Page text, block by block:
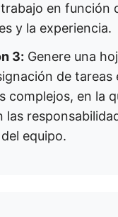
en función
y la experiencia.
3: Genere una
de tareas
complejos, en la
las
equipo.